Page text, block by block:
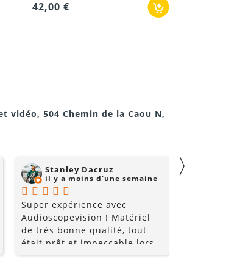
42,00 €
504 Chemin de la Caou N,
Stanley Dacruz
il y a moins d'une semaine
Super expérience avec
Audioscopevision ! Matériel
de très bonne qualité, tout
était prêt et impeccable lors
de la récupération. Équipe
〉